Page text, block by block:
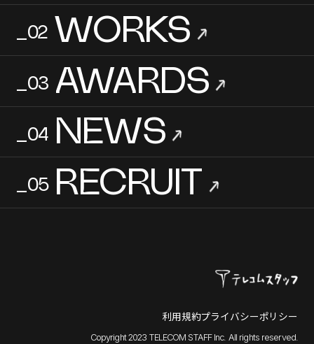
_02 WORKS→
_03 AWARDS→
_04 NEWS→
_05 RECRUIT →
利用規約プライバシーポリシー
Copyright 2023 TELECOM STAFF Inc. All rights reserved.